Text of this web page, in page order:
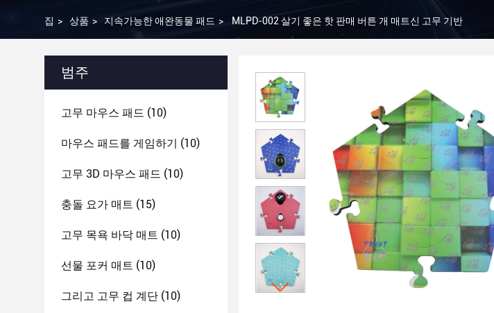
집 > 상품 > 지속가능한 애완동물 패드 > MLPD-002 살기 좋은 핫 판매 버튼 개 매트신 고무 기반
범주
고무 마우스 패드 (10)
마우스 패드를 게임하기 (10)
고무 3D 마우스 패드 (10)
충돌 요가 매트 (15)
고무 목욕 바닥 매트 (10)
선물 포커 매트 (10)
그리고 고무 컵 계단 (10)